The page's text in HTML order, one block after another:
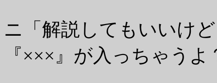
ニ「解説してもいいけ
『×××』が入っちゃうよ